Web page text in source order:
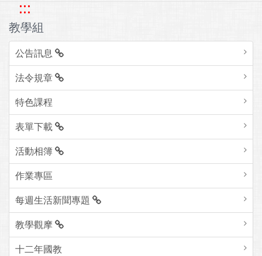
:::
教學組
公告訊息
法令規章
特色課程
表單下載
活動相簿
作業專區
每週生活新聞專題
教學觀摩
十二年國教